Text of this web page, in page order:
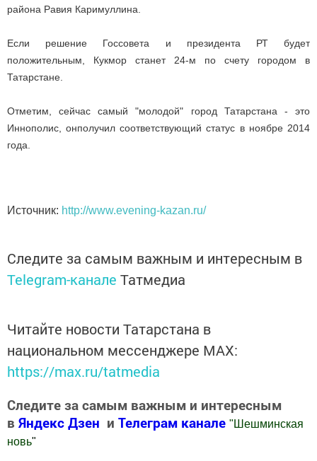
района Равия Каримуллина.
Если решение Госсовета и президента РТ будет
положительным, Кукмор станет 24-м по счету городом в
Татарстане.
Отметим, сейчас самый "молодой" город Татарстана - это
Иннополис, онполучил соответствующий статус в ноябре 2014
года.
Источник: http://www.evening-kazan.ru/
Следите за самым важным и интересным в
Telegram-канале Татмедиа
Читайте новости Татарстана в
национальном мессенджере MАХ:
https://max.ru/tatmedia
Следите за самым важным и интересным
в Яндекс Дзен и Телеграм канале " Шешминская
новь"